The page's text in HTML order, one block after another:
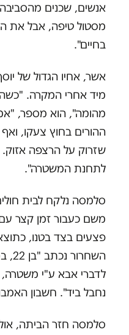
אנשים, שכנים
מסטול טיפה, אבל את
בחיים".
אשר, אחיו הגדול של
מיד אחרי המקרה.
מהומה", הוא מספר,
ההורים בחוץ צעקו,
שזרוק על הרצפה
לתחנת המשטרה".
סלמסה נלקח לבית
משם כעבור זמן קצר עם
פצעים בצד בטנו,
לדברי אבא ע"י
נחבל ביד". חשבון
סלמסה חזר הביתה,